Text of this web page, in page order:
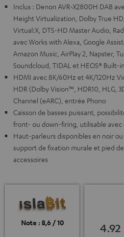
Inclus : Denon AVR-X2800H DAB
Height Virtualization, Dolby True
Virtual:X, DTS-HD Master Audio,
avec Works with Alexa, Google
Amazon Music, AirPlay 2, Napster,
Soundcloud, TIDAL et HEOS® Built-in
HDMI avec 8K/60Hz et 4K/120Hz
HDR (Dolby Vision™, HDR10, HLG,
Channel (eARC), entrée Phono
Caisson de basses puissant,
front- ou down-firing, utilisable avec
Haut-parleurs disponibles en noir ou
support de fixation murale et pied
accessoires
Note : 8,6 / 10 4.92